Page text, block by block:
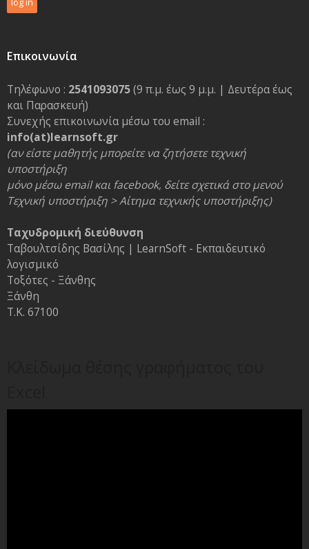
Επικοινωνία
Τηλέφωνο : 2541093075(9 π.μ. έως 9 μ.μ. | Δευτέρα έως
και Παρασκευή)
Συνεχής επικοινωνία μέσω του email :
info(at)learnsoft.gr
(αν είστε μαθητής μπορείτε να ζητήσετε τεχνική
υποστήριξη
μόνο μέσω email και facebook, δείτε σχετικά στο μενού
Τεχνική υποστήριξη > Αίτημα τεχνικής υποστήριξης)
Ταχυδρομική διεύθυνση
Ταβουλτσίδης Βασίλης | LearnSoft - Εκπαιδευτικό
λογισμικό
Τοξότες - Ξάνθης
Ξάνθη
Τ.Κ. 67100